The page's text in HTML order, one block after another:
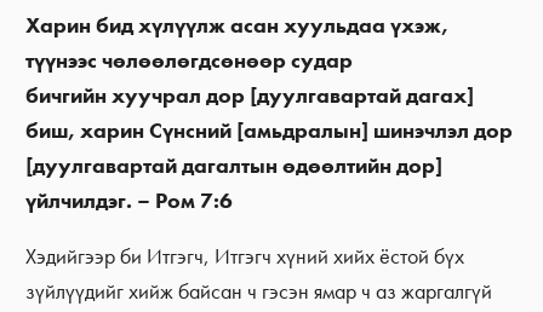
Харин бид хүлүүлж асан хуульдаа үхэж,
түүнээс чөлөөлөгдсөнөөр судар
бичгийн хуучрал дор [дуулгавартай дагах]
биш, харин Сүнсний [амьдралын] шинэчлэл дор
[дуулгавартай дагалтын өдөөлтийн дор]
үйлчилдэг. – Ром 7:6
Хэдийгээр би Итгэгч, Итгэгч хүний хийх ёстой бүх
зүйлүүдийг хийж байсан ч гэсэн ямар ч аз жаргалгүй